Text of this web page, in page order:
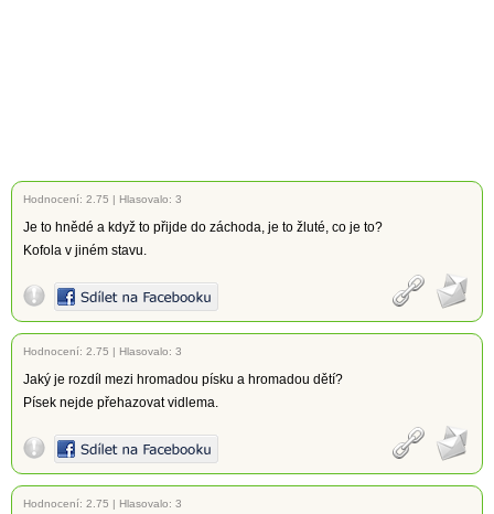
Hodnocení: 2.75 | Hlasovalo: 3
Je to hnědé a když to přijde do záchoda, je to žluté, co je to?
Kofola v jiném stavu.
Hodnocení: 2.75 | Hlasovalo: 3
Jaký je rozdíl mezi hromadou písku a hromadou dětí?
Písek nejde přehazovat vidlema.
Hodnocení: 2.75 | Hlasovalo: 3